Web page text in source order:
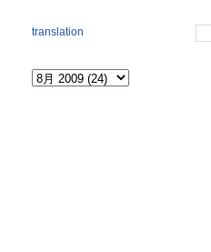
translation